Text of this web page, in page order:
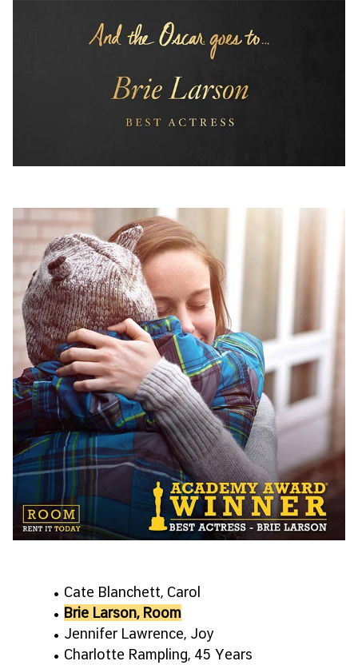
• Cate Blanchett, Carol
• Brie Larson, Room
• Jennifer Lawrence, Joy
• Charlotte Rampling, 45 Years